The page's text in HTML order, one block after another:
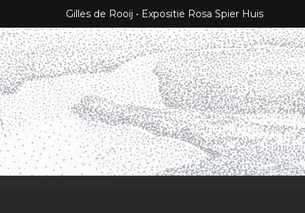
Gilles de Rooij Expositie Rosa Spier Huis